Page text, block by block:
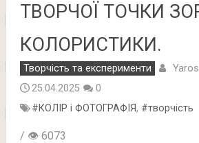
ТВОРЧОЇ ТОЧКИ
КОЛОРИСТИКИ.
Творчість та експерименти
25.04.2025
0
#КОЛІР і ФОТОГРАФІЯ, #творчість
/ 👁 6073